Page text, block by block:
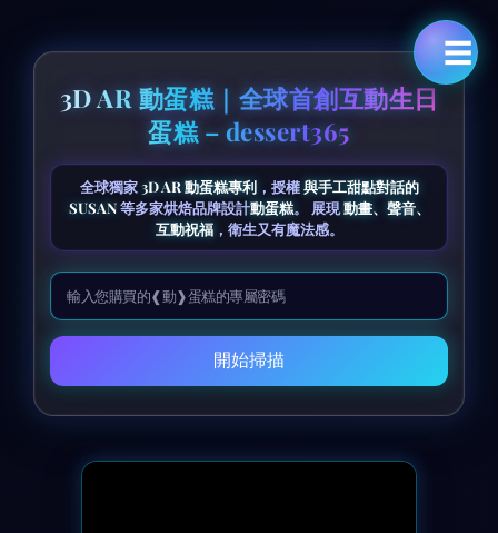
☰
3D AR 動蛋糕｜全球首創互動生日
蛋糕 – dessert365
全球獨家3D AR 動蛋糕專利，授權與手工甜點對話的
SUSAN等多家烘焙品牌設計動蛋糕。 展現動畫、聲音、
互動祝福，衛生又有魔法感。
開始掃描